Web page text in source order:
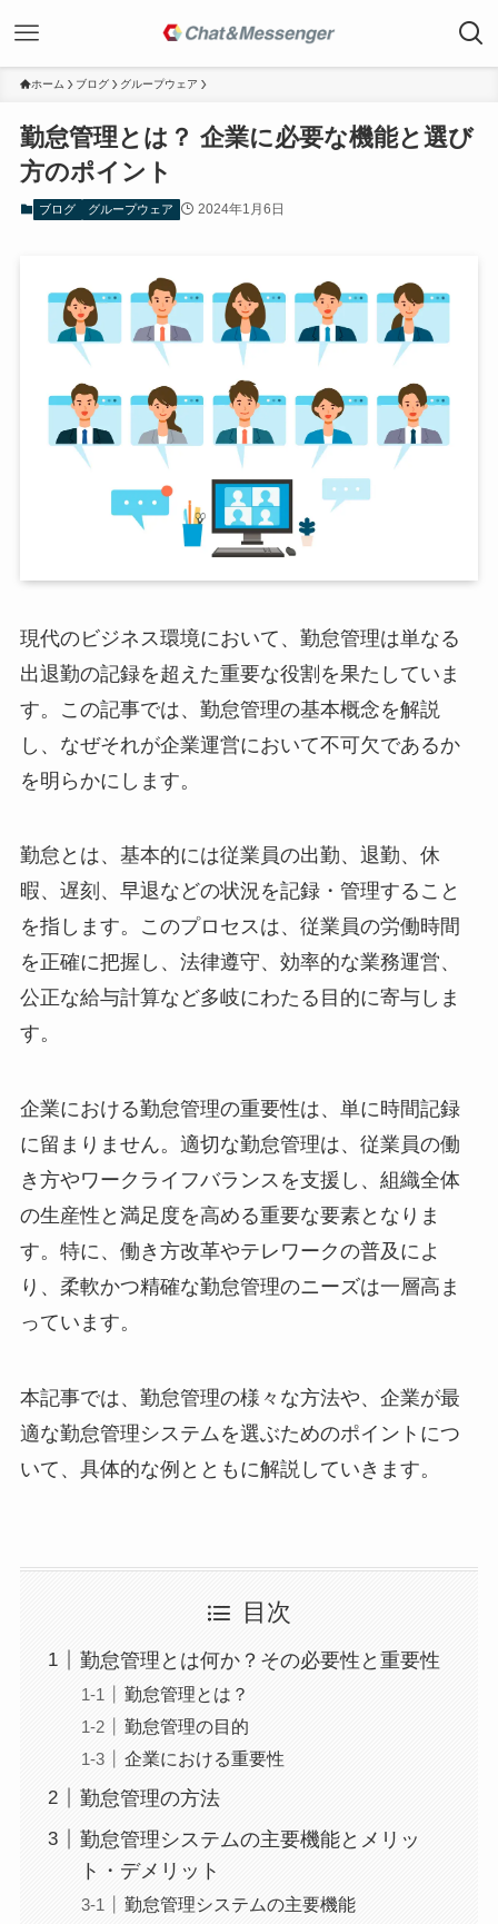
ホーム ブログ グループウェア
勤怠管理とは？ 企業に必要な機能と選び
方のポイント
ブログ グループウェア 2024年1月6日
現代のビジネス環境において、勤怠管理は単なる
出退勤の記録を超えた重要な役割を果たしていま
す。この記事では、勤怠管理の基本概念を解説
し、なぜそれが企業運営において不可欠であるか
を明らかにします。
勤怠とは、基本的には従業員の出勤、退勤、休
暇、遅刻、早退などの状況を記録・管理すること
を指します。このプロセスは、従業員の労働時間
を正確に把握し、法律遵守、効率的な業務運営、
公正な給与計算など多岐にわたる目的に寄与しま
す。
企業における勤怠管理の重要性は、単に時間記録
に留まりません。適切な勤怠管理は、従業員の働
き方やワークライフバランスを支援し、組織全体
の生産性と満足度を高める重要な要素となりま
す。特に、働き方改革やテレワークの普及によ
り、柔軟かつ精確な勤怠管理のニーズは一層高ま
っています。
本記事では、勤怠管理の様々な方法や、企業が最
適な勤怠管理システムを選ぶためのポイントにつ
いて、具体的な例とともに解説していきます。
目次
勤怠管理とは何か？その必要性と重要性
勤怠管理とは？
勤怠管理の目的
企業における重要性
勤怠管理の方法
勤怠管理システムの主要機能とメリッ
ト・デメリット
勤怠管理システムの主要機能